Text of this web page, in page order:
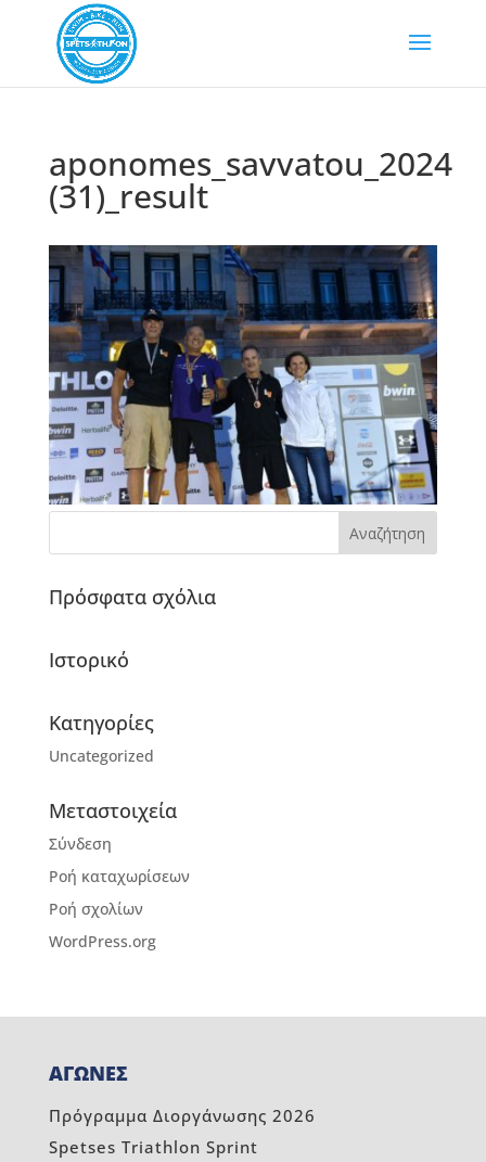
aponomes_savvatou_2024
(31)_result
Πρόσφατα σχόλια
Ιστορικό
Kατηγορίες
Uncategorized
Μεταστοιχεία
Σύνδεση
Ροή καταχωρίσεων
Ροή σχολίων
WordPress.org
ΑΓΩΝΕΣ
Πρόγραμμα Διοργάνωσης 2026
Spetses Triathlon Sprint